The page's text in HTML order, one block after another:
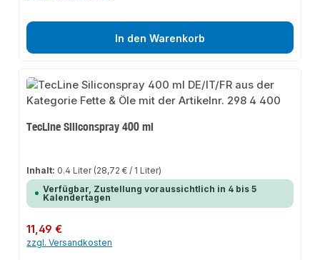
In den Warenkorb
TecLine Siliconspray 400 ml
Inhalt: 0.4 Liter (28,72 € / 1 Liter)
Verfügbar, Zustellung voraussichtlich in 4 bis 5
Kalendertagen
Regulärer Preis:
11,49 €
zzgl. Versandkosten